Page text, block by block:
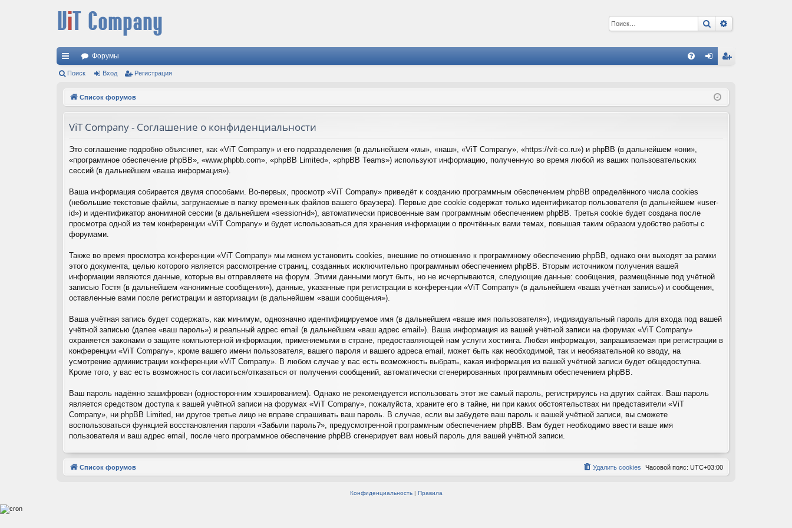
Поиск
с
Форумы
ис
Поиск Вход Регистрация
Список форумов
ViT Company - Соглашение о конфиденциальности
Это соглашение подробно объясняет, как «ViT Company» и его подразделения (в дальнейшем «мы», «наш», «ViT Company», «https://vit-co.ru») и phpBB (в дальнейшем «они»,
«программное обеспечение phpBB», «www.phpbb.com», «phpBB Limited», «phpBB Teams») используют информацию, полученную во время любой из ваших пользовательских
сессий (в дальнейшем «ваша информация»).
Ваша информация собирается двумя способами. Во-первых, просмотр «ViT Company» приведёт к созданию программным обеспечением phpBB определённого числа cookies
(небольшие текстовые файлы, загружаемые в папку временных файлов вашего браузера). Первые две cookie содержат только идентификатор пользователя (в дальнейшем «user-
id») и идентификатор анонимной сессии (в дальнейшем «session-id»), автоматически присвоенные вам программным обеспечением phpBB. Третья cookie будет создана после
просмотра одной из тем конференции «ViT Company» и будет использоваться для хранения информации о прочтённых вами темах, повышая таким образом удобство работы с
форумами.
Также во время просмотра конференции «ViT Company» мы можем установить cookies, внешние по отношению к программному обеспечению phpBB, однако они выходят за рамки
этого документа, целью которого является рассмотрение страниц, созданных исключительно программным обеспечением phpBB. Вторым источником получения вашей
информации являются данные, которые вы отправляете на форум. Этими данными могут быть, но не исчерпываются, следующие данные: сообщения, размещённые под учётной
записью Гостя (в дальнейшем «анонимные сообщения»), данные, указанные при регистрации в конференции «ViT Company» (в дальнейшем «ваша учётная запись») и сообщения,
оставленные вами после регистрации и авторизации (в дальнейшем «ваши сообщения»).
Ваша учётная запись будет содержать, как минимум, однозначно идентифицируемое имя (в дальнейшем «ваше имя пользователя»), индивидуальный пароль для входа под вашей
учётной записью (далее «ваш пароль») и реальный адрес email (в дальнейшем «ваш адрес email»). Ваша информация из вашей учётной записи на форумах «ViT Company»
охраняется законами о защите компьютерной информации, применяемыми в стране, предоставляющей нам услуги хостинга. Любая информация, запрашиваемая при регистрации в
конференции «ViT Company», кроме вашего имени пользователя, вашего пароля и вашего адреса email, может быть как необходимой, так и необязательной ко вводу, на
усмотрение администрации конференции «ViT Company». В любом случае у вас есть возможность выбрать, какая информация из вашей учётной записи будет общедоступна.
Кроме того, у вас есть возможность согласиться/отказаться от получения сообщений, автоматически сгенерированных программным обеспечением phpBB.
Ваш пароль надёжно зашифрован (односторонним хэшированием). Однако не рекомендуется использовать этот же самый пароль, регистрируясь на других сайтах. Ваш пароль
является средством доступа к вашей учётной записи на форумах «ViT Company», пожалуйста, храните его в тайне, ни при каких обстоятельствах ни представители «ViT
Company», ни phpBB Limited, ни другое третье лицо не вправе спрашивать ваш пароль. В случае, если вы забудете ваш пароль к вашей учётной записи, вы сможете
воспользоваться функцией восстановления пароля «Забыли пароль?», предусмотренной программным обеспечением phpBB. Вам будет необходимо ввести ваше имя
пользователя и ваш адрес email, после чего программное обеспечение phpBB сгенерирует вам новый пароль для вашей учётной записи.
Список форумов Часовой пояс: UTC+03:00
Удалить cookies
Конфиденциальность| Правила